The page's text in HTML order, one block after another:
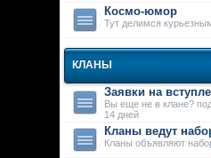
Космо-юмор
Тут делимся
КЛАНЫ
Заявки на
Вы еще не в клане?
14 дней
Кланы ведут
Кланы объявляют